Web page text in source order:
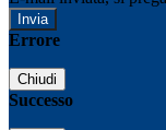
Errore
Chiudi
Successo